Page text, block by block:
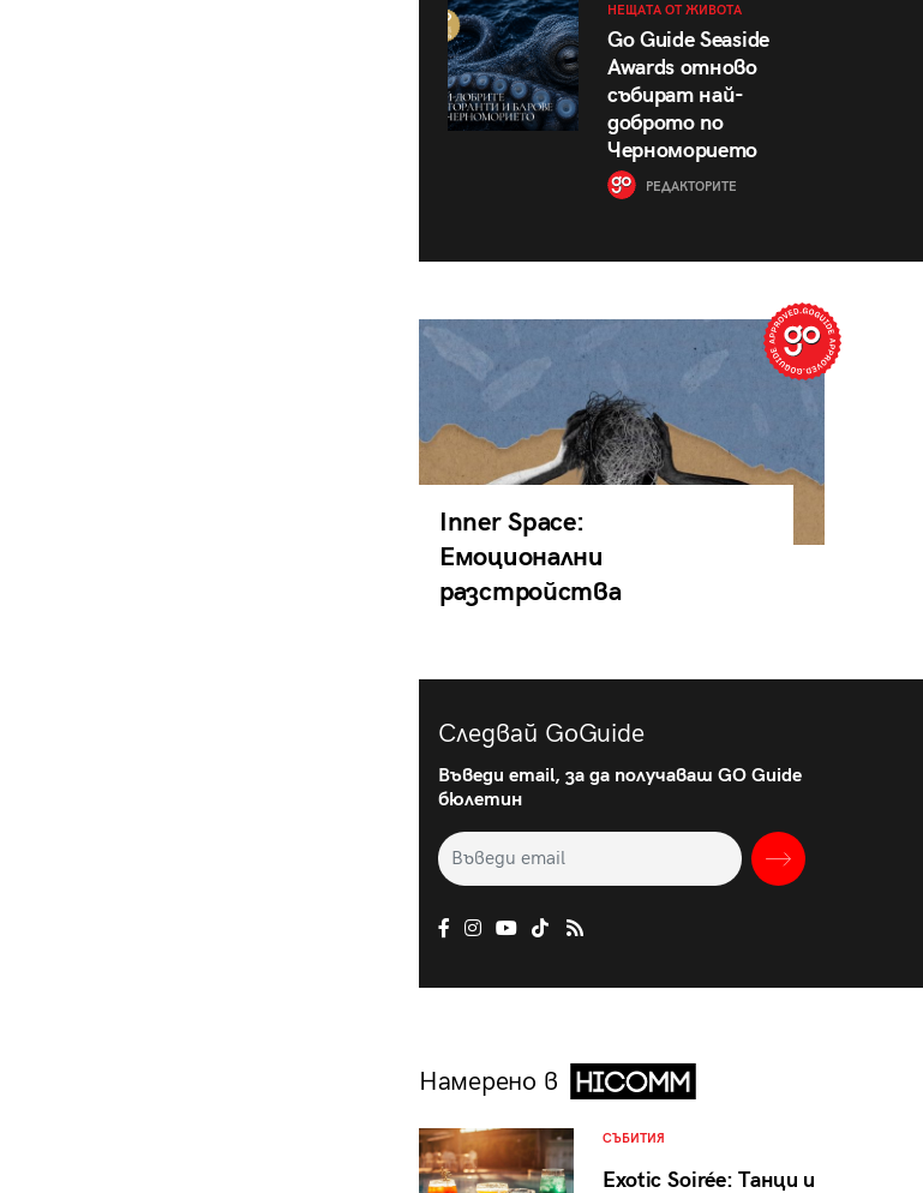
НЕЩАТА ОТ ЖИВОТА
Go Guide Seaside
Awards отново
събират най-
доброто по
Черноморието
РЕДАКТОРИТЕ
Inner Space:
Емоционални
разстройства
Следвай GoGuide
Въведи email, за да получаваш GO Guide
бюлетин
Намерено в
СЪБИТИЯ
Exotic Soirée: Танци и